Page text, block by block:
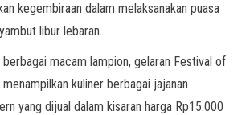
kegembiraan dalam melaksanakan puasa
libur lebaran.
macam lampion, gelaran Festival of
kuliner berbagai jajanan
yang dijual dalam kisaran harga Rp15.000